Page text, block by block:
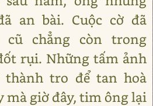
an bài. Cuộc cờ đã
cũ chẳng còn trong
rụi. Những tấm ảnh
tro để tan hoà
mà giờ đây, tim ông lại